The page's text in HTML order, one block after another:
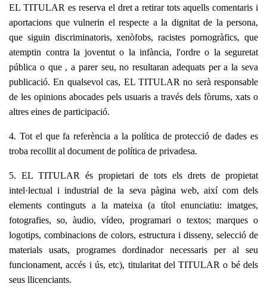
EL TITULAR es reserva el dret a retirar tots aquells comentaris i
aportacions que vulnerin el respecte a la dignitat de la persona,
que siguin discriminatoris, xenòfobs, racistes pornogràfics, que
atemptin contra la joventut o la infància, l'ordre o la seguretat
pública o que , a parer seu, no resultaran adequats per a la seva
publicació. En qualsevol cas, EL TITULAR no serà responsable
de les opinions abocades pels usuaris a través dels fòrums, xats o
altres eines de participació.
4. Tot el que fa referència a la política de protecció de dades es
troba recollit al document de política de privadesa.
5. EL TITULAR és propietari de tots els drets de propietat
intel·lectual i industrial de la seva pàgina web, així com dels
elements continguts a la mateixa (a títol enunciatiu: imatges,
fotografies, so, àudio, vídeo, programari o textos; marques o
logotips, combinacions de colors, estructura i disseny, selecció de
materials usats, programes dordinador necessaris per al seu
funcionament, accés i ús, etc), titularitat del TITULAR o bé dels
seus llicenciants.